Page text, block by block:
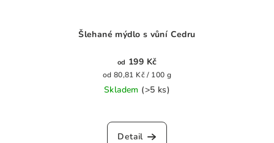
Šlehané mýdlo s vůní Cedru
od 199 Kč
Měrná
cena:
od 80,81 Kč / 100 g
Skladem (>5 ks)
hodnocení
produktu
Detail